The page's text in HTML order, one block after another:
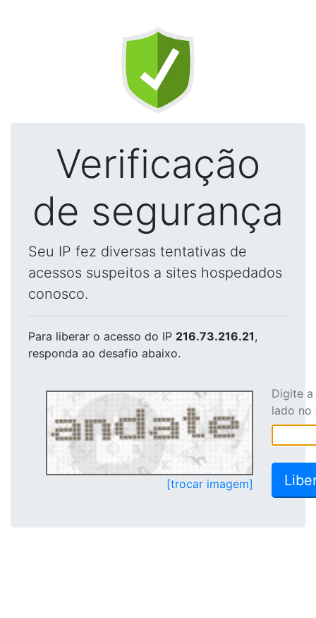
Verificação
de segurança
Seu IP fez diversas tentativas de
acessos suspeitos a sites hospedados
conosco.
Para liberar o acesso do IP 216.73.216.21,
responda ao desafio abaixo.
[trocar imagem]
Digite
lado no